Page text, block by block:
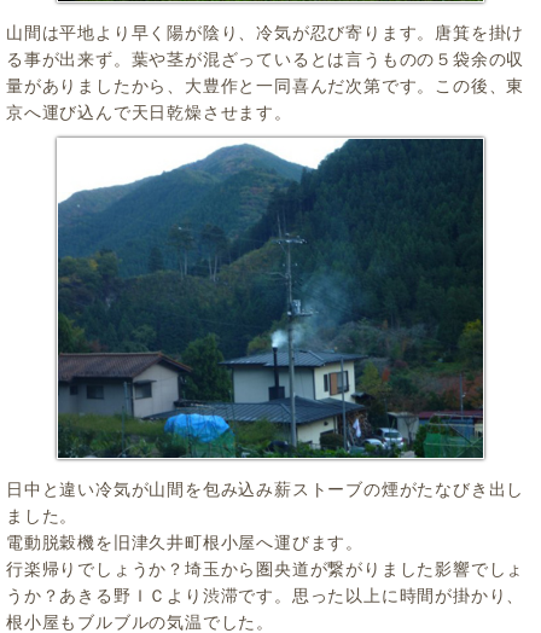
山間は平地より早く陽が陰り、冷気が忍び寄ります。唐箕を掛け
る事が出来ず。葉や茎が混ざっているとは言うものの５袋余の収
量がありましたから、大豊作と一同喜んだ次第です。この後、東
京へ運び込んで天日乾燥させます。
日中と違い冷気が山間を包み込み薪ストーブの煙がたなびき出し
ました。
電動脱穀機を旧津久井町根小屋へ運びます。
行楽帰りでしょうか？埼玉から圏央道が繋がりました影響でしょ
うか？あきる野ＩＣより渋滞です。思った以上に時間が掛かり、
根小屋もブルブルの気温でした。